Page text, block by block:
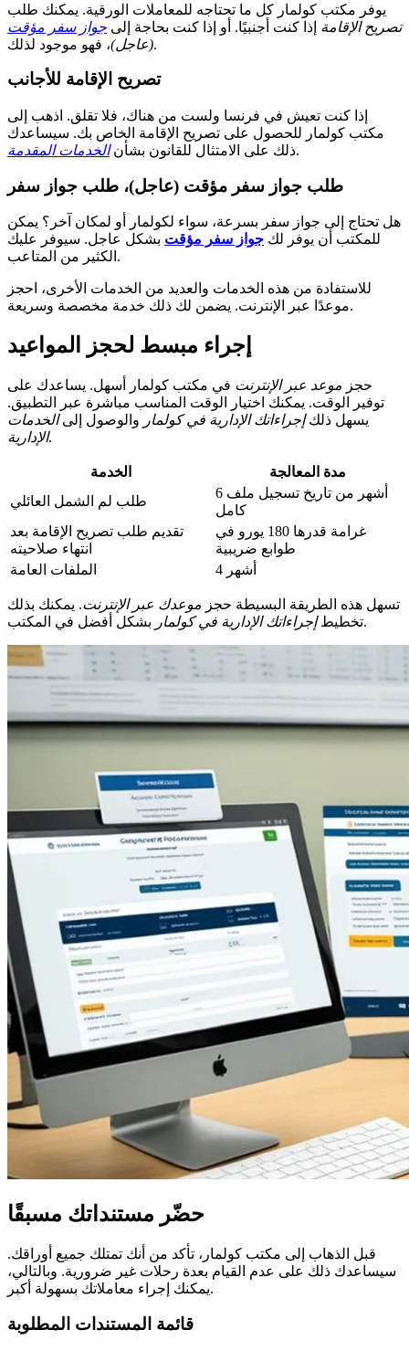
يوفر مكتب كولمار كل ما تحتاجه للمعاملات الورقية. يمكنك طلب
تصريح الإقامة إذا كنت أجنبيًا. أو إذا كنت بحاجة إلى جواز سفر مؤقت
(عاجل)، فهو موجود لذلك.
تصريح الإقامة للأجانب
إذا كنت تعيش في فرنسا ولست من هناك، فلا تقلق. اذهب إلى
مكتب كولمار للحصول على تصريح الإقامة الخاص بك. سيساعدك
ذلك على الامتثال للقانون بشأنالخدمات المقدمة .
طلب جواز سفر مؤقت (عاجل)، طلب جواز سفر
هل تحتاج إلى جواز سفر بسرعة، سواء لكولمار أو لمكان آخر؟ يمكن
للمكتب أن يوفر لك جواز سفر مؤقت بشكل عاجل. سيوفر عليك
الكثير من المتاعب.
للاستفادة من هذه الخدمات والعديد من الخدمات الأخرى، احجز
موعدًا عبر الإنترنت. يضمن لك ذلك خدمة مخصصة وسريعة.
إجراء مبسط لحجز المواعيد
حجز موعد عبر الإنترنت في مكتب كولمار أسهل. يساعدك على
توفير الوقت. يمكنك اختيار الوقت المناسب مباشرة عبر التطبيق.
يسهل ذلكإجراءاتك الإدارية في كولمار والوصول إلىالخدمات
الإدارية.
الخدمة
مدة المعالجة
طلب لم الشمل العائلي
6 أشهر من تاريخ تسجيل ملف
كامل
تقديم طلب تصريح الإقامة بعد
انتهاء صلاحيته
غرامة قدرها 180 يورو في
طوابع ضريبية
الملفات العامة
4 أشهر
تسهل هذه الطريقة البسيطة حجز موعدك عبر الإنترنت. يمكنك بذلك
تخطيطإجراءاتك الإدارية في كولمار بشكل أفضل في المكتب.
حضّر مستنداتك مسبقًا
قبل الذهاب إلى مكتب كولمار، تأكد من أنك تمتلك جميع أوراقك.
سيساعدك ذلك على عدم القيام بعدة رحلات غير ضرورية. وبالتالي،
يمكنك إجراء معاملاتك بسهولة أكبر.
قائمة المستندات المطلوبة